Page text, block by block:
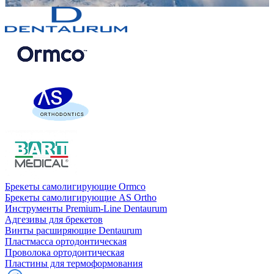
Брекеты самолигирующие Ormco
Брекеты самолигирующие AS Ortho
Инструменты Premium-Line Dentaurum
Адгезивы для брекетов
Винты расширяющие Dentaurum
Пластмасса ортодонтическая
Проволока ортодонтическая
Пластины для термоформования